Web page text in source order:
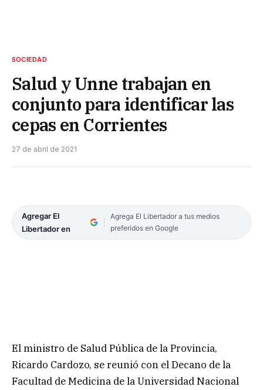
SOCIEDAD
Salud y Unne trabajan en
conjunto para identificar las
cepas en Corrientes
27 de abril de 2021
Agregar El
Libertador en
Agrega El Libertador a tus medios
preferidos en Google
El ministro de Salud Pública de la Provincia,
Ricardo Cardozo, se reunió con el Decano de la
Facultad de Medicina de la Universidad Nacional